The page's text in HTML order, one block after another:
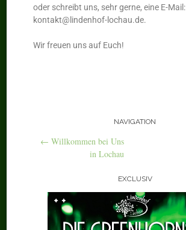
oder schreibt uns, sehr gerne, eine E-Mail:
kontakt@lindenhof-lochau.de.
Wir freuen uns auf Euch!
NAVIGATION
← Willkommen bei Uns
in Lochau
EXCLUSIV